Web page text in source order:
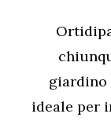
giardino
ideale per